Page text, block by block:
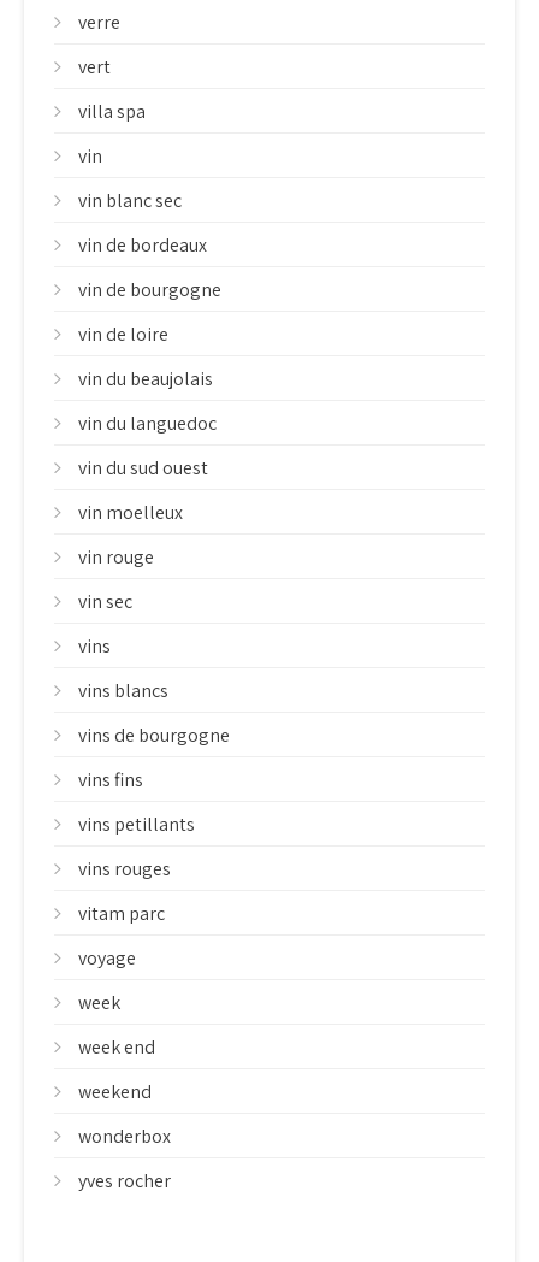
verre
vert
villa spa
vin
vin blanc sec
vin de bordeaux
vin de bourgogne
vin de loire
vin du beaujolais
vin du languedoc
vin du sud ouest
vin moelleux
vin rouge
vin sec
vins
vins blancs
vins de bourgogne
vins fins
vins petillants
vins rouges
vitam parc
voyage
week
week end
weekend
wonderbox
yves rocher